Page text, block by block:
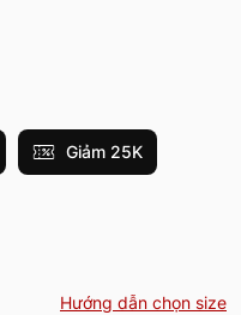
Giảm 25K
Hướng dẫn chọn size